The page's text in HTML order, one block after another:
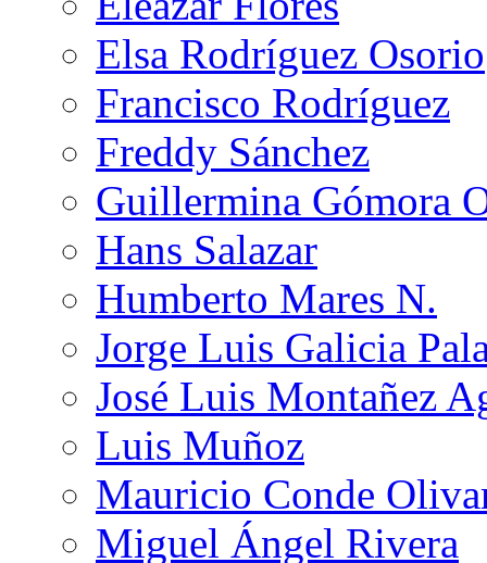
Elsa Rodríguez Osorio
Francisco Rodríguez
Freddy Sánchez
Guillermina Gómora
Hans Salazar
Humberto Mares N.
Jorge Luis Galicia
José Luis Montañez
Luis Muñoz
Mauricio Conde
Miguel Ángel Rivera